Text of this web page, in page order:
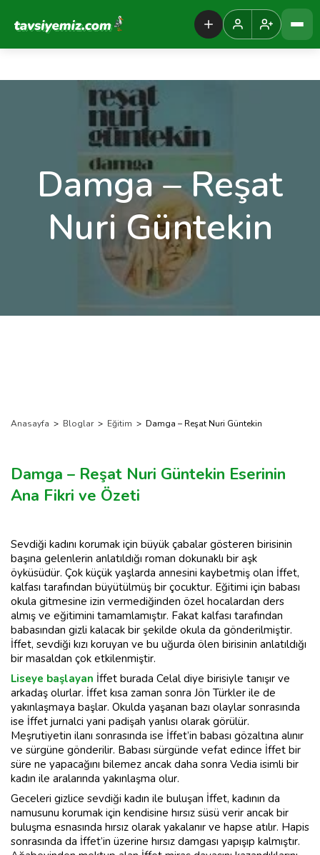
Tavsiyemiz Anasayfa
Damga – Reşat
Nuri Güntekin
Anasayfa > Bloglar > Eğitim > Damga – Reşat Nuri Güntekin
Damga – Reşat Nuri Güntekin Eserinin
Ana Fikri ve Özeti
Sevdiği kadını korumak için büyük çabalar gösteren birisinin
başına gelenlerin anlatıldığı roman dokunaklı bir aşk
öyküsüdür. Çok küçük yaşlarda annesini kaybetmiş olan İffet,
kalfası tarafından büyütülmüş bir çocuktur. Eğitimi için babası
okula gitmesine izin vermediğinden özel hocalardan ders
almış ve eğitimini tamamlamıştır. Fakat kalfası tarafından
babasından gizli kalacak bir şekilde okula da gönderilmiştir.
İffet, sevdiği kızı koruyan ve bu uğurda ölen birisinin anlatıldığı
bir masaldan çok etkilenmiştir.
Liseye başlayan İffet burada Celal diye birisiyle tanışır ve
arkadaş olurlar. İffet kısa zaman sonra Jön Türkler ile de
yakınlaşmaya başlar. Okulda yaşanan bazı olaylar sonrasında
ise İffet jurnalci yani padişah yanlısı olarak görülür.
Meşrutiyetin ilanı sonrasında ise İffet’in babası gözaltına alınır
ve sürgüne gönderilir. Babası sürgünde vefat edince İffet bir
süre ne yapacağını bilemez ancak daha sonra Vedia isimli bir
kadın ile aralarında yakınlaşma olur.
Geceleri gizlice sevdiği kadın ile buluşan İffet, kadının da
namusunu korumak için kendisine hırsız süsü verir ancak bir
buluşma esnasında hırsız olarak yakalanır ve hapse atılır. Hapis
sonrasında da İffet’in üzerine hırsız damgası yapışıp kalmıştır.